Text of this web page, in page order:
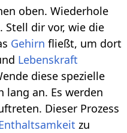
oben. Wiederhole
. Stell dir vor, wie die
Gehirn fließt, um dort
Lebenskraft
diese spezielle
lang an. Es werden
Dieser Prozess
zu